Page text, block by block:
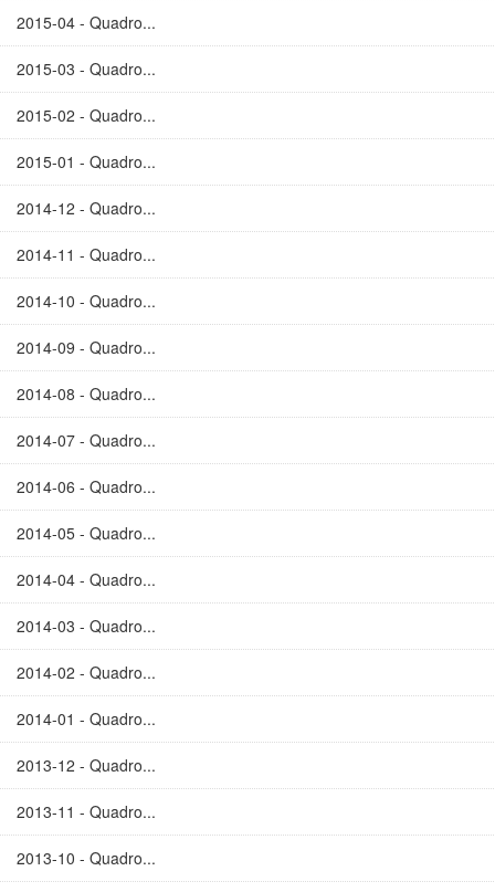
2015-04 - Quadro...
2015-03 - Quadro...
2015-02 - Quadro...
2015-01 - Quadro...
2014-12 - Quadro...
2014-11 - Quadro...
2014-10 - Quadro...
2014-09 - Quadro...
2014-08 - Quadro...
2014-07 - Quadro...
2014-06 - Quadro...
2014-05 - Quadro...
2014-04 - Quadro...
2014-03 - Quadro...
2014-02 - Quadro...
2014-01 - Quadro...
2013-12 - Quadro...
2013-11 - Quadro...
2013-10 - Quadro...